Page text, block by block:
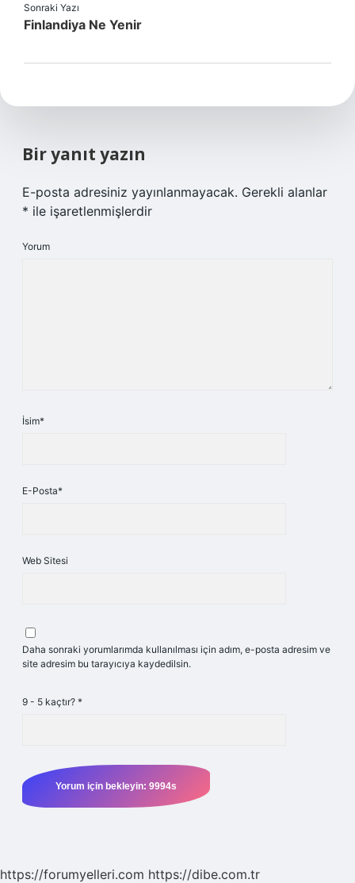
Sonraki Yazı
Finlandiya Ne Yenir
Bir yanıt yazın
E-posta adresiniz yayınlanmayacak. Gerekli alanlar
* ile işaretlenmişlerdir
Yorum
İsim*
E-Posta*
Web Sitesi
Daha sonraki yorumlarımda kullanılması için adım, e-posta adresim ve
site adresim bu tarayıcıya kaydedilsin.
9 - 5 kaçtır? *
https://forumyelleri.com https://dibe.com.tr